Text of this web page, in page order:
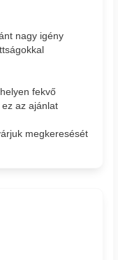
nagy igény
fekvő
az ajánlat
megkeresését